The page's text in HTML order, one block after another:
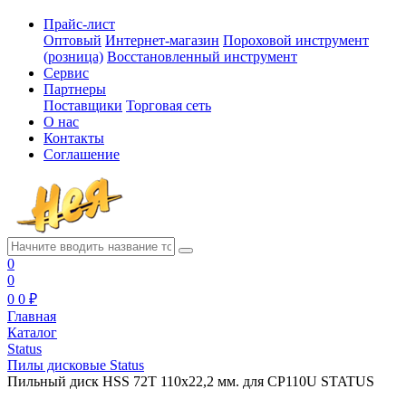
Прайс-лист
Оптовый Интернет-магазин Пороховой инструмент
(розница) Восстановленный инструмент
Сервис
Партнеры
Поставщики Торговая сеть
О нас
Контакты
Соглашение
0
0
0 0 ₽
Главная
Каталог
Status
Пилы дисковые Status
Пильный диск HSS 72Т 110x22,2 мм. для CP110U STATUS